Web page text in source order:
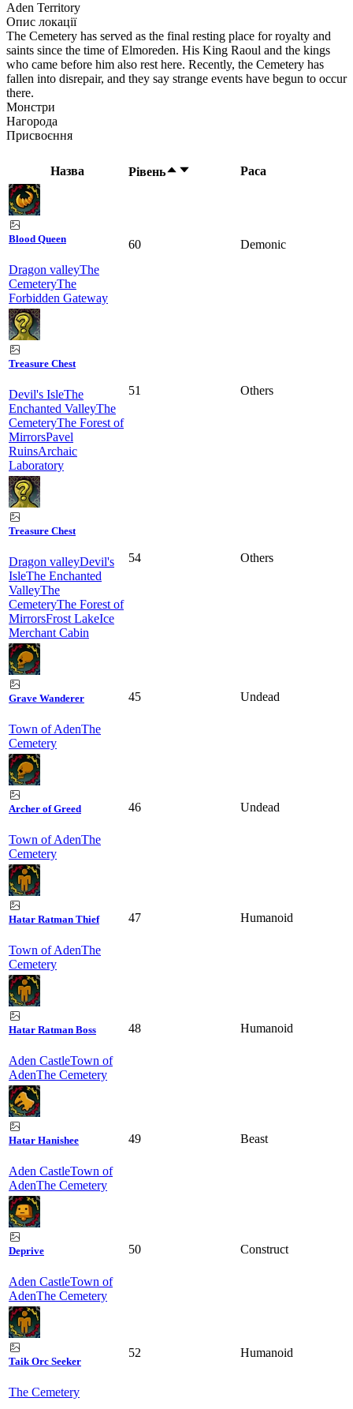
Aden Territory
Опис локації
The Cemetery has served as the final resting place for royalty and
saints since the time of Elmoreden. His King Raoul and the kings
who came before him also rest here. Recently, the Cemetery has
fallen into disrepair, and they say strange events have begun to occur
there.
Монстри
Нагорода
Присвоєння
Назва Рівень Раса
Blood Queen
Dragon valleyThe
CemeteryThe
Forbidden Gateway
60 Demonic
Treasure Chest
Devil's IsleThe
Enchanted ValleyThe
CemeteryThe Forest of
MirrorsPavel
RuinsArchaic
Laboratory
51 Others
Treasure Chest
Dragon valleyDevil's
IsleThe Enchanted
ValleyThe
CemeteryThe Forest of
MirrorsFrost LakeIce
Merchant Cabin
54 Others
Grave Wanderer
Town of AdenThe
Cemetery
45 Undead
Archer of Greed
Town of AdenThe
Cemetery
46 Undead
Hatar Ratman Thief
Town of AdenThe
Cemetery
47 Humanoid
Hatar Ratman Boss
Aden CastleTown of
AdenThe Cemetery
48 Humanoid
Hatar Hanishee
Aden CastleTown of
AdenThe Cemetery
49 Beast
Deprive
Aden CastleTown of
AdenThe Cemetery
50 Construct
Taik Orc Seeker
The Cemetery
52 Humanoid